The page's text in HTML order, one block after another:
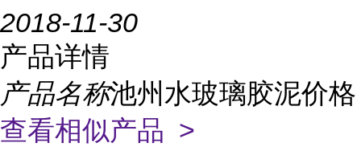
2018-11-30
产品详情
产品名称池州水玻璃胶泥价格
查看相似产品 >